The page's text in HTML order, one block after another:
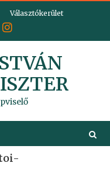
Választókerület